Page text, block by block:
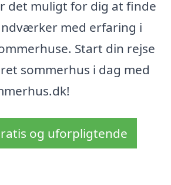
det muligt for dig at finde
med erfaring i
Start din rejse
sommerhus i dag med
og uforpligtende